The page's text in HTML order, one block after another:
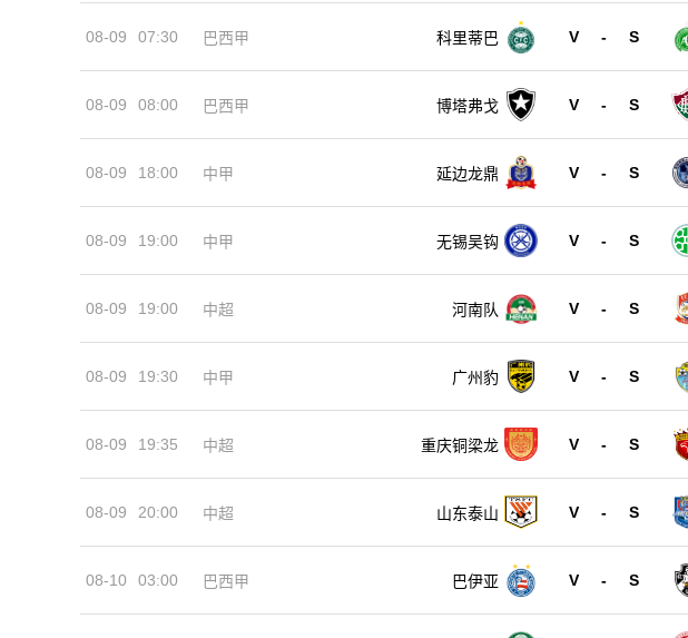
08-09 07:30 巴西甲 科里蒂巴 V - S
08-09 08:00 巴西甲 博塔弗戈 V - S
08-09 18:00 中甲 延边龙鼎 V - S
08-09 19:00 中甲 无锡吴钩 V - S
08-09 19:00 中超 河南队 V - S
08-09 19:30 中甲 广州豹 V - S
08-09 19:35 中超 重庆铜梁龙 V - S
08-09 20:00 中超 山东泰山 V - S
08-10 03:00 巴西甲 巴伊亚 V - S